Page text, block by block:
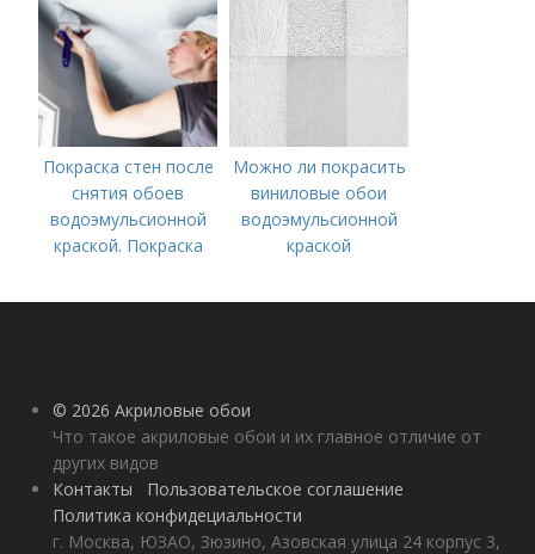
краску
Покраска стен после
снятия обоев
водоэмульсионной
краской. Покраска
обоев – пошаговая
Можно ли покрасить
виниловые обои
водоэмульсионной
краской
© 2026 Акриловые обои
Что такое акриловые обои и их главное отличие от
других видов
Контакты
Пользовательское соглашение
Политика конфидециальности
г. Москва, ЮЗАО, Зюзино, Азовская улица 24 корпус 3,